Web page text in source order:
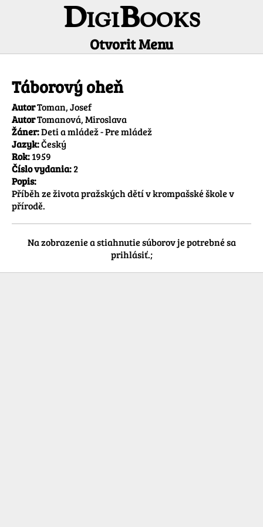
DigiBooks
Otvorit Menu
Táborový oheň
AutorToman, Josef
AutorTomanová, Miroslava
Žáner:Deti a mládež - Pre mládež
Jazyk:Český
Rok:1959
Číslo vydania:2
Popis:
Příběh ze života pražských dětí v krompašské škole v
přírodě.
Na zobrazenie a stiahnutie súborov je potrebné sa
prihlásiť.;